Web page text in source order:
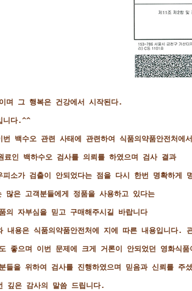
며 그 행복은 건강에서 시작된다.
니다.^^
번 백수오 관련 사태에 관련하여 식품의약품안전처에
인 백하수오 검사를 의뢰를 하였으며 검사 결과
소가 검출이 안되었다는 점을 다시 한번 명확하게
많은 고객분들에게 정품을 사용하고 있다는
의 자부심을 믿고 구매해주시길 바랍니다
내용은 식품의약품안전처에 지에 따른 내용입니다.
좋으며 이번 문제에 크게 거론이 안되었던 영화식품
들을 위하여 검사를 진행하였으며 믿음과 신뢰를 주
깊은 감사의 말씀 드립니다.